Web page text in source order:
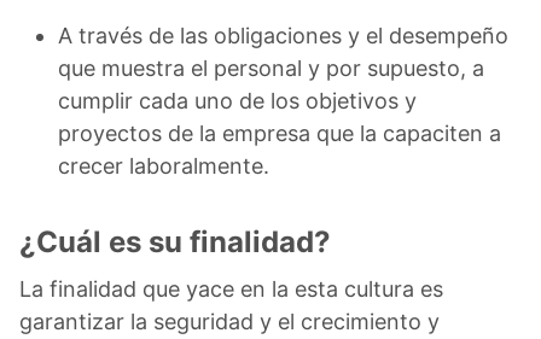
A través de las obligaciones y el desempeño
que muestra el personal y por supuesto, a
cumplir cada uno de los objetivos y
proyectos de la empresa que la capaciten a
crecer laboralmente.
¿Cuál es su finalidad?
La finalidad que yace en la esta cultura es
garantizar la seguridad y el crecimiento y